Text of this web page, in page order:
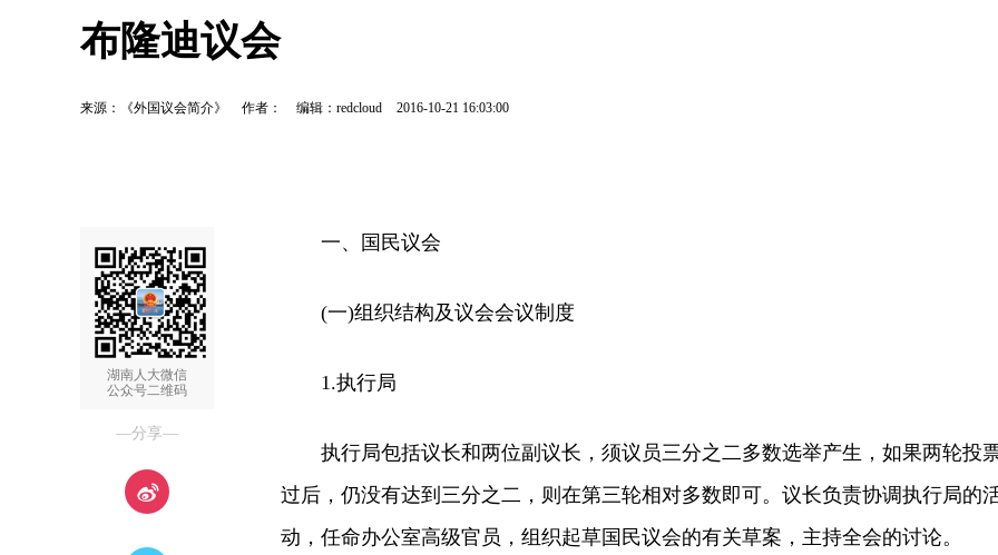
布隆迪议会
来源：《外国议会简介》 作者： 编辑：redcloud 2016-10-21 16:03:00
湖南人大微信
公众号二维码
—分享—
一、国民议会
(一)组织结构及议会会议制度
1.执行局
执行局包括议长和两位副议长，须议员三分之二多数选举产生，如果两轮投
过后，仍没有达到三分之二，则在第三轮相对多数即可。议长负责协调执行局的
动，任命办公室高级官员，组织起草国民议会的有关草案，主持全会的讨论。